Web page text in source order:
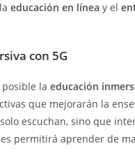
educación en línea y el
con 5G
posible la educación
que mejorarán la
escuchan, sino que
permitirá aprender de